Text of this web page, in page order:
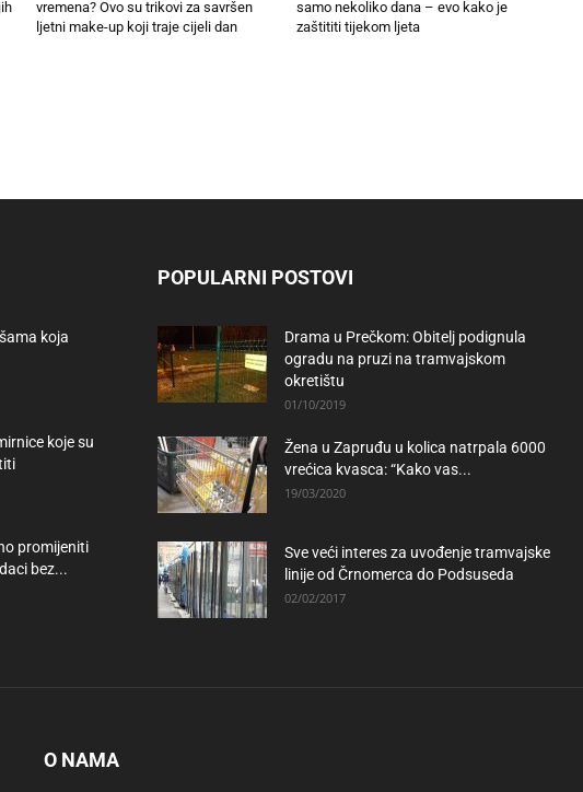
vremena? Ovo su trikovi za savršen
ljetni make-up koji traje cijeli dan
samo nekoliko dana – evo kako je
zaštititi tijekom ljeta
koja
koje su
promijeniti
bez...
POPULARNI POSTOVI
Drama u Prečkom: Obitelj podignula
ogradu na pruzi na tramvajskom
okretištu
01/10/2019
Žena u Zapruđu u kolica natrpala 6000
vrećica kvasca: “Kako vas...
19/03/2020
Sve veći interes za uvođenje tramvajske
linije od Črnomerca do Podsuseda
02/02/2017
O NAMA